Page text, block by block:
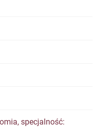
specjalność: